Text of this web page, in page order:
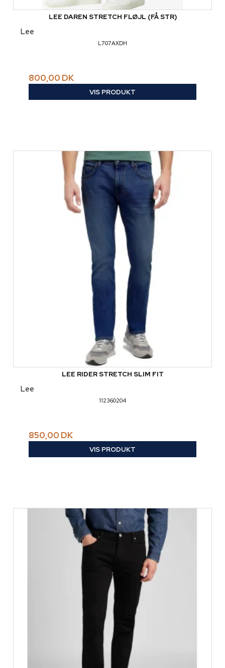
LEE DAREN STRETCH FLØJL (FÅ STR)
Lee
L707AXDH
800,00 DK
VIS PRODUKT
LEE RIDER STRETCH SLIM FIT
Lee
112360204
850,00 DK
VIS PRODUKT